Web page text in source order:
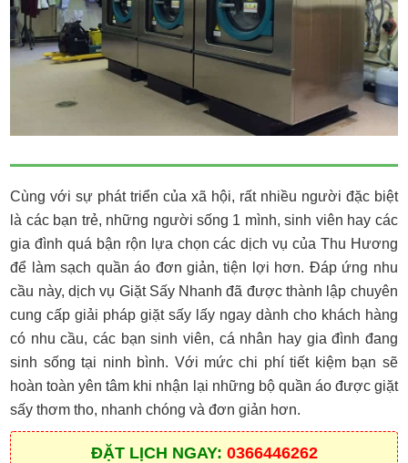
Cùng với sự phát triển của xã hội, rất nhiều người đặc biệt
là các bạn trẻ, những người sống 1 mình, sinh viên hay các
gia đình quá bận rộn lựa chọn các dịch vụ của Thu Hương
để làm sạch quần áo đơn giản, tiện lợi hơn. Đáp ứng nhu
cầu này, dịch vụ Giặt Sấy Nhanh đã được thành lập chuyên
cung cấp giải pháp giặt sấy lấy ngay dành cho khách hàng
có nhu cầu, các bạn sinh viên, cá nhân hay gia đình đang
sinh sống tại ninh bình. Với mức chi phí tiết kiệm bạn sẽ
hoàn toàn yên tâm khi nhận lại những bộ quần áo được giặt
sấy thơm tho, nhanh chóng và đơn giản hơn.
ĐẶT LỊCH NGAY: 0366446262